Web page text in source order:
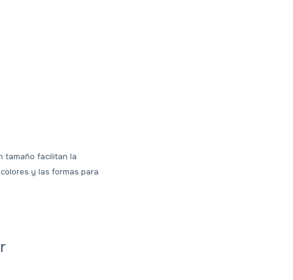
tamaño facilitan la
y las formas para